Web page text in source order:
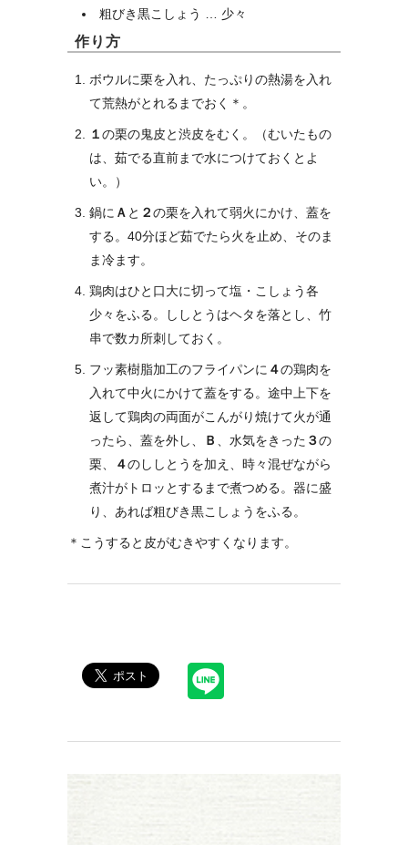
粗びき黒こしょう … 少々
作り方
ボウルに栗を入れ、たっぷりの熱湯を入れ
て荒熱がとれるまでおく＊。
１の栗の鬼皮と渋皮をむく。（むいたもの
は、茹でる直前まで水につけておくとよ
い。）
鍋に Ａ と ２の栗を入れて弱火にかけ、蓋を
する。40分ほど茹でたら火を止め、そのま
ま冷ます。
鶏肉はひと口大に切って塩・こしょう各
少々をふる。ししとうはヘタを落とし、竹
串で数カ所刺しておく。
フッ素樹脂加工のフライパンに ４の鶏肉を
入れて中火にかけて蓋をする。途中上下を
返して鶏肉の両面がこんがり焼けて火が通
ったら、蓋を外し、
Ｂ 、水気をきった ３の
栗、
４のししとうを加え、時々混ぜながら
煮汁がトロッとするまで煮つめる。器に盛
り、あれば粗びき黒こしょうをふる。
＊こうすると皮がむきやすくなります。